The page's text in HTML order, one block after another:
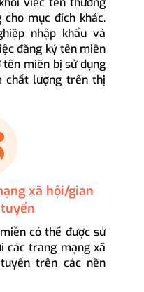
mục đích khác.
nhập khẩu và
đăng ký tên miền
miền bị sử dụng
chất lượng trên thị
xã hội/gian
có thể được sử
các trang mạng xã
trên các nền